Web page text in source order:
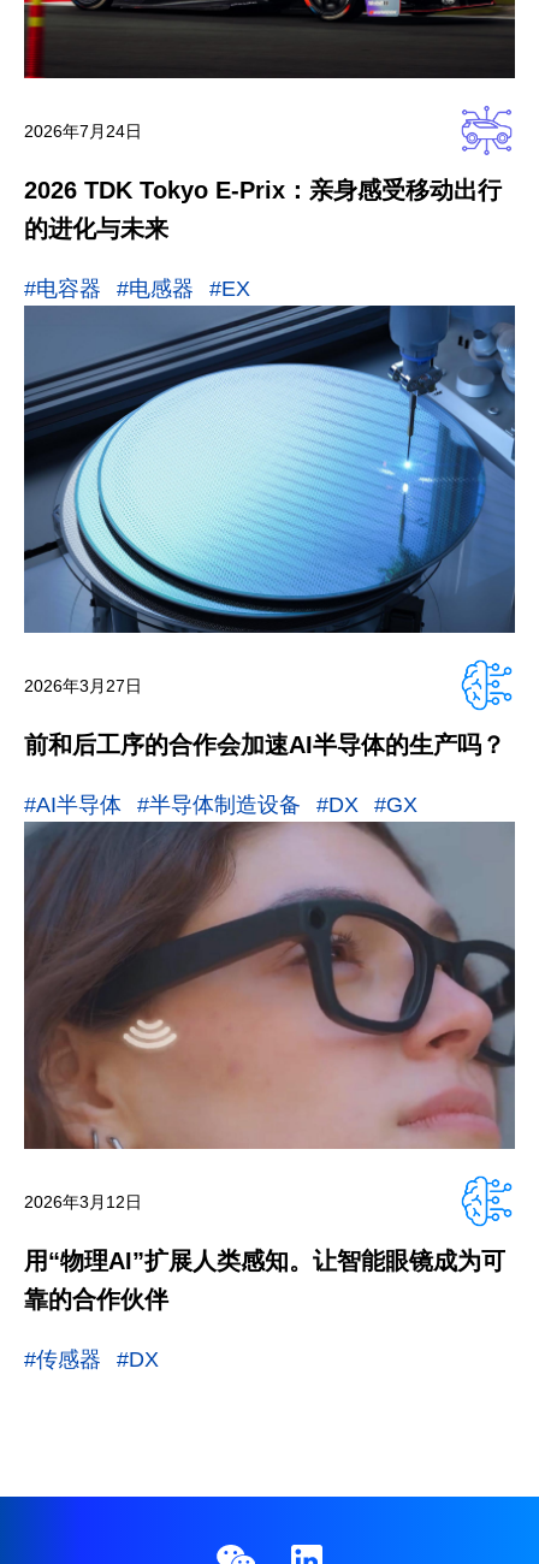
2026年7月24日
2026 TDK Tokyo E-Prix：亲身感受移动出行
的进化与未来
#电容器 #电感器 #EX
2026年3月27日
前和后工序的合作会加速AI半导体的生产吗？
#AI半导体 #半导体制造设备 #DX #GX
2026年3月12日
用“物理AI”扩展人类感知。让智能眼镜成为可
靠的合作伙伴
#传感器 #DX